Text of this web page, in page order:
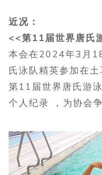
近况：
<<第11届世界唐氏
本会在2024年3月
氏泳队精英参加在
第11届世界唐氏游
个人纪录 ，为协会争